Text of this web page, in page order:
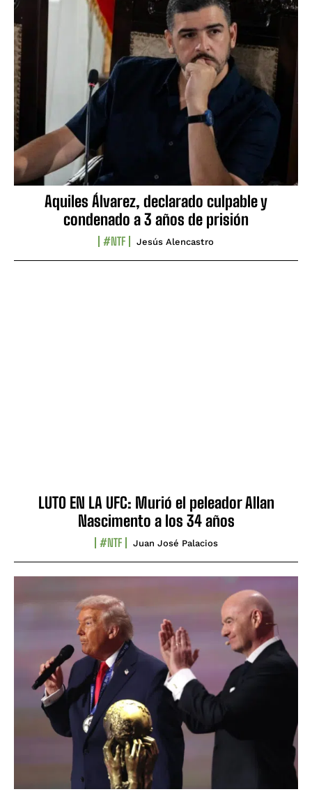
Aquiles Álvarez, declarado culpable y
condenado a 3 años de prisión
#NTF Jesús Alencastro
LUTO EN LA UFC: Murió el peleador Allan
Nascimento a los 34 años
#NTF Juan José Palacios